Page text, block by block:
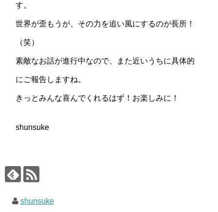
す。
世界が歪もうが、その力を追い風にするのが長所！
（笑）
素敵なお話が進行中なので、また近いうちに具体的
にご報告しますね。
きっとみんな喜んでくれるはず！お楽しみに！
shunsuke
shunsuke